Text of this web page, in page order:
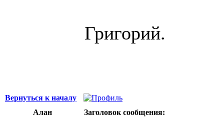
Григорий.
Вернуться к началу
Алан
Заголовок сообщения: